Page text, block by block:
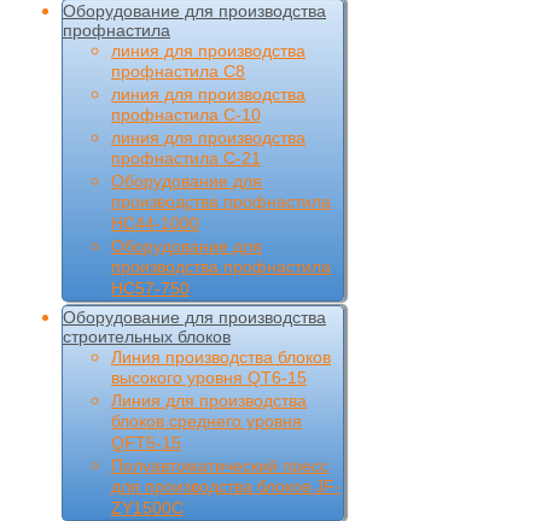
Оборудование для производства
профнастила
линия для производства
профнастила С8
линия для производства
профнастила С-10
линия для производства
профнастила С-21
Оборудование для
производства профнастила
НС44-1000
Оборудование для
производства профнастила
НС57-750
Оборудование для производства
строительных блоков
Линия производства блоков
высокого уровня QT6-15
Линия для производства
блоков среднего уровня
QFT5-15
Полуавтоматический пресс
для производства блоков JF-
ZY1500C